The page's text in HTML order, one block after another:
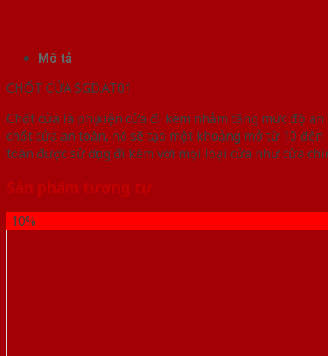
Mô tả
CHỐT CỬA SGD.AT01
Chốt cửa là phụ kiện cửa đi kèm nhằm tăng mức độ
chốt cửa an toàn, nó sẽ tạo một khoảng mở từ 10
toàn được sử dụng đi kèm với mọi loại cửa như cửa
Sản phẩm tương tự
-10%